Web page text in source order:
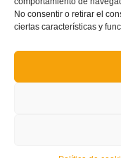
No consentir o retirar el
ciertas características y